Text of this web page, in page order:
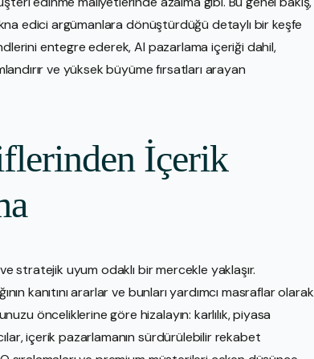
edici argümanlara dönüştürdüğü detaylı bir keşfe
entegre ederek, AI pazarlama içeriği dahil,
ve yüksek büyüme fırsatları arayan
İçerik
stratejik uyum odaklı bir mercekle yaklaşır.
kanıtını ararlar ve bunları yardımcı masraflar olarak
önceliklerine göre hizalayın: karlılık, piyasa
içerik pazarlamanın sürdürülebilir rekabet